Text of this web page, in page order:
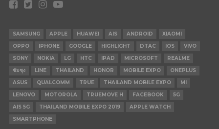
SAMSUNG APPLE HUAWEI AIS ANDROID
XIAOMI
OPPO
IPHONE GOOGLE HIGHLIGHT DTAC IOS
VIVO
SONY
NOKIA LG HTC IPAD MICROSOFT
REALME
ซัมซุง
LINE THAILAND HONOR MOBILE EXPO
ONEPLUS
ASUS
QUALCOMM TRUE THAILAND MOBILE EXPO
MI
LENOVO
MOTOROLA TRUEMOVE H FACEBOOK
5G
AIS 5G
THAILAND MOBILE EXPO 2019
APPLE WATCH
SMARTPHONE